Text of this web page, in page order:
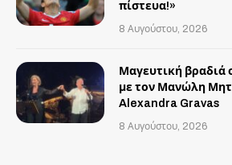
πίστευα!»
8 Αυγούστου, 2026
Μαγευτική βραδιά
με τον Μανώλη
Alexandra Gravas
8 Αυγούστου, 2026